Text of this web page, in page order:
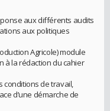
aux différents audits
aux politiques
Agricole) module
à la rédaction du cahier
conditions de travail,
d’une démarche de